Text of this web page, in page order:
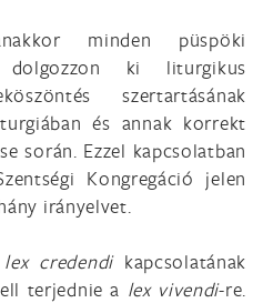
minden püspöki
dolgozzon ki liturgikus
szertartásának
és annak korrekt
során. Ezzel kapcsolatban
Kongregáció jelen
irányelvet.
lex credendikapcsolatának
terjednie a lex vivendi-re.